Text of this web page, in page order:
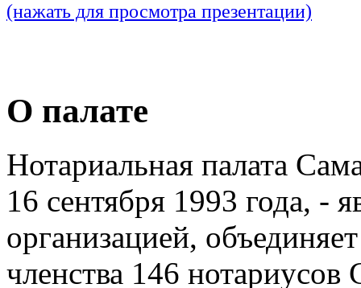
(нажать для просмотра презентации)
О палате
Нотариальная палата
16 сентября 1993 года, -
организацией,
членства 146 нотариусов